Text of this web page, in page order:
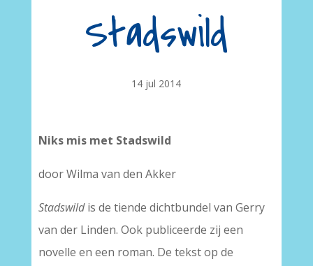
Stadswild
14 jul 2014
Niks mis met Stadswild
door Wilma van den Akker
Stadswildis de tiende dichtbundel van Gerry
van der Linden. Ook publiceerde zij een
novelle en een roman. De tekst op de